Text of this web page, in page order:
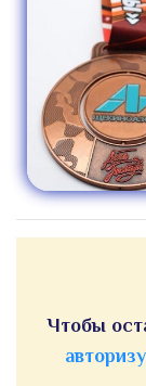
Чтобы